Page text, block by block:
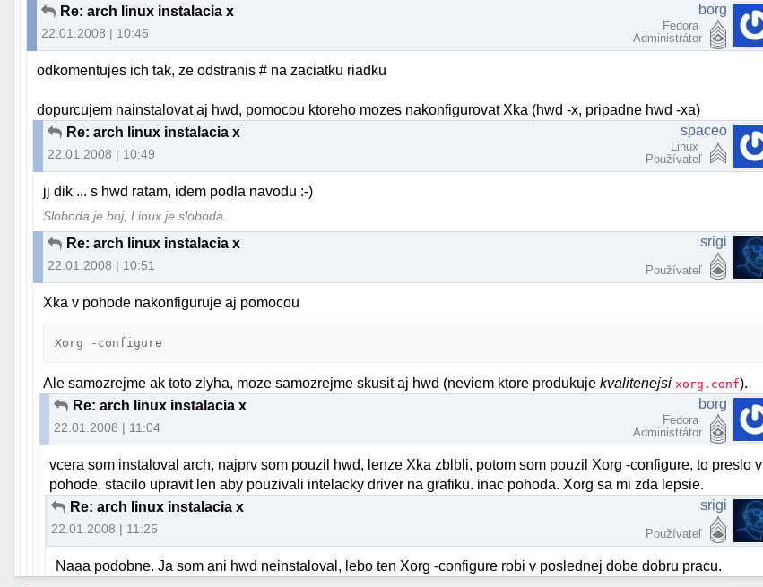
Re: arch linux instalacia x
22.01.2008 | 10:45
borg
Fedora
Administrátor
odkomentujes ich tak, ze odstranis # na zaciatku riadku
dopurcujem nainstalovat aj hwd, pomocou ktoreho mozes nakonfigurovat Xka (hwd -x, pripadne hwd -xa)
Re: arch linux instalacia x
22.01.2008 | 10:49
spaceo
Linux
Používateľ
jj dik ... s hwd ratam, idem podla navodu :-)
Sloboda je boj, Linux je sloboda.
Re: arch linux instalacia x
22.01.2008 | 10:51
srigi
Používateľ
Xka v pohode nakonfiguruje aj pomocou
Xorg -configure
Ale samozrejme ak toto zlyha, moze samozrejme skusit aj hwd (neviem ktore produkujekvalitenejsi xorg.conf).
Re: arch linux instalacia x
22.01.2008 | 11:04
borg
Fedora
Administrátor
vcera som instaloval arch, najprv som pouzil hwd, lenze Xka zblbli, potom som pouzil Xorg -configure, to preslo v
pohode, stacilo upravit len aby pouzivali intelacky driver na grafiku. inac pohoda. Xorg sa mi zda lepsie.
Re: arch linux instalacia x
22.01.2008 | 11:25
srigi
Používateľ
Naaa podobne. Ja som ani hwd neinstaloval, lebo ten Xorg -configure robi v poslednej dobe dobru pracu.